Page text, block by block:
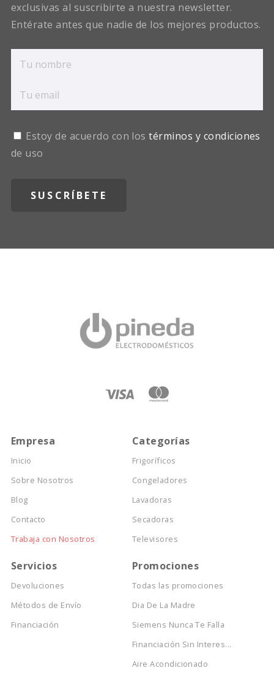
exclusivas al suscribirte a nuestra newsletter.
Entérate antes que nadie de los mejores productos.
Estoy de acuerdo con lostérminos y condiciones
de uso
Empresa
Inicio
Sobre Nosotros
Blog
Contacto
Trabaja con Nosotros
Categorías
Frigoríficos
Congeladores
Lavadoras
Secadoras
Televisores
Servicios
Devoluciones
Métodos de Envío
Financiación
Promociones
Todas las promociones
Dia De La Madre
Siemens Nunca Te Falla
Financiación Sin Interes...
Aire Acondicionado